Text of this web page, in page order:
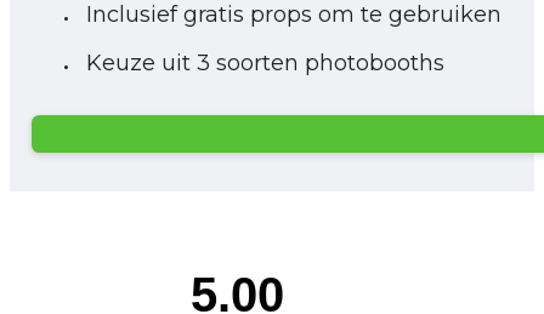
Inclusief gratis props om te gebruiken
Keuze uit 3 soorten photobooths